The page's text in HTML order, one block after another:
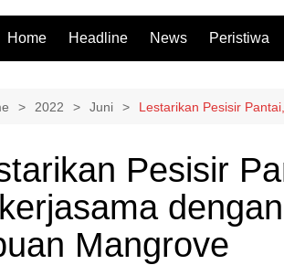
Home Headline News Peristiwa
2022 Juni Lestarikan Pesisir
Pesisir
Mangrove